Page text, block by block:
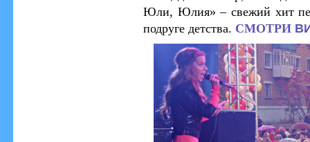
Юли, Юлия» – свежий хит
подруге детства. СМОТРИ